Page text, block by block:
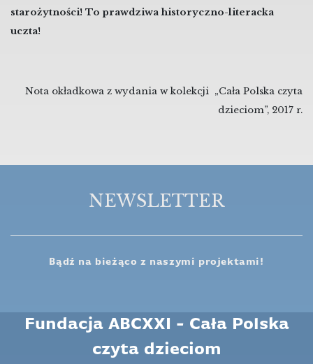
starożytności! To prawdziwa historyczno-literacka
uczta!
Nota okładkowa z wydania w kolekcji „Cała Polska czyta
dzieciom”, 2017 r.
NEWSLETTER
Bądź na bieżąco z naszymi projektami!
Fundacja ABCXXI - Cała Polska
czyta dzieciom